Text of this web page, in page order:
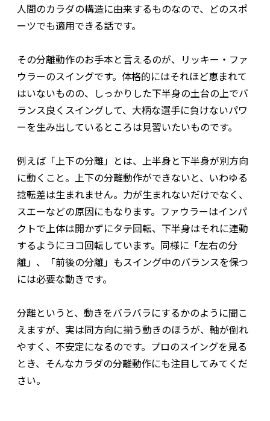
人間のカラダの構造に由来するものなので、どのスポ
ーツでも適用できる話です。
その分離動作のお手本と言えるのが、リッキー・ファ
ウラーのスイングです。体格的にはそれほど恵まれて
はいないものの、しっかりした下半身の土台の上でバ
ランス良くスイングして、大柄な選手に負けないパワ
ーを生み出しているところは見習いたいものです。
例えば「上下の分離」とは、上半身と下半身が別方向
に動くこと。上下の分離動作ができないと、いわゆる
捻転差は生まれません。力が生まれないだけでなく、
スエーなどの原因にもなります。ファウラーはインパ
クトで上体は開かずにタテ回転、下半身はそれに連動
するようにヨコ回転しています。同様に「左右の分
離」、「前後の分離」もスイング中のバランスを保つ
には必要な動きです。
分離というと、動きをバラバラにするかのように聞こ
えますが、実は同方向に揃う動きのほうが、軸が倒れ
やすく、不安定になるのです。プロのスイングを見る
とき、そんなカラダの分離動作にも注目してみてくだ
さい。